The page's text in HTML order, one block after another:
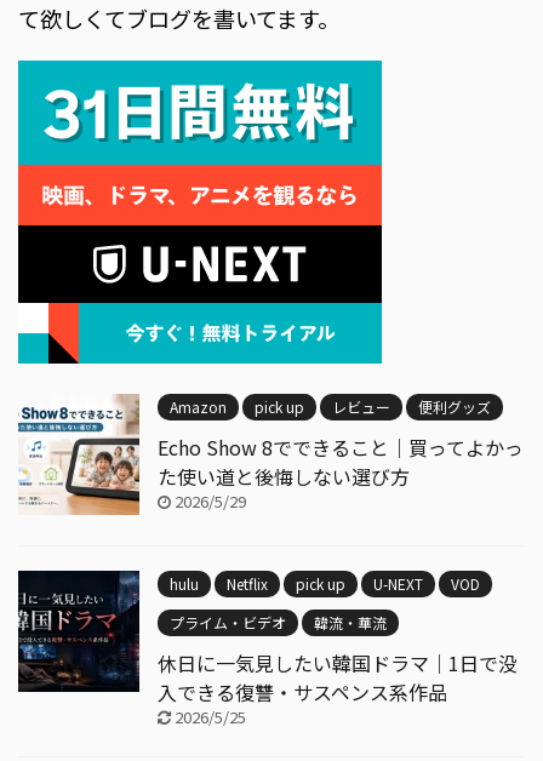
て欲しくてブログを書いてます。
Amazon pick up レビュー 便利グッズ
Echo Show 8でできること｜買ってよかっ
た使い道と後悔しない選び方
2026/5/29
hulu Netflix pick up U-NEXT
VOD
プライム・ビデオ
韓流・華流
休日に一気見したい韓国ドラマ｜1日で没
入できる復讐・サスペンス系作品
2026/5/25